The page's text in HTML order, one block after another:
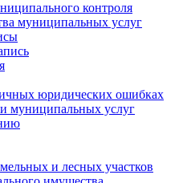
контроля
муниципальных услуг
юридических ошибках
муниципальных услуг
и лесных участков